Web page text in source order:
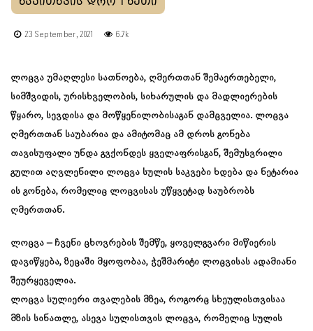
23 September, 2021 6.7k
ლოცვა უმაღლესი სათნოება, ღმერთთან შემაერთებელი,
სიმშვიდის, ურისხველობის, სიხარულის და მადლიერების
წყარო, სევდისა და მოწყენილობისაგან დამცველია. ლოცვა
ღმერთთან საუბარია და ამიტომაც ამ დროს გონება
თავისუფალი უნდა გვქონდეს ყველაფრისგან, შემუსვრილი
გულით აღვლენილი ლოცვა სულის საკვები ხდება და ნეტარია
ის გონება, რომელიც ლოცვისას უწყვეტად საუბრობს
ღმერთთან.
ლოცვა – ჩვენი ცხოვრების შემწე, ყოველგვარი მიწიერის
დავიწყება, ზეცაში მყოფობაა, ჭეშმარიტი ლოცვისას ადამიანი
შეურყეველია.
ლოცვა სულიერი თვალების მზეა, როგორც სხეულისთვისაა
მზის სინათლე, ასევა სულისთვის ლოცვა, რომელიც სულის